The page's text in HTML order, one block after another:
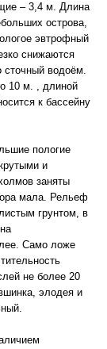
– 3,4 м. Длина
острова,
эвтрофный
снижаются
сточный водоём.
10 м. , длиной
к бассейну
пологие
и
заняты
мала. Рельеф
грунтом, в
Само ложе
не более 20
элодея и